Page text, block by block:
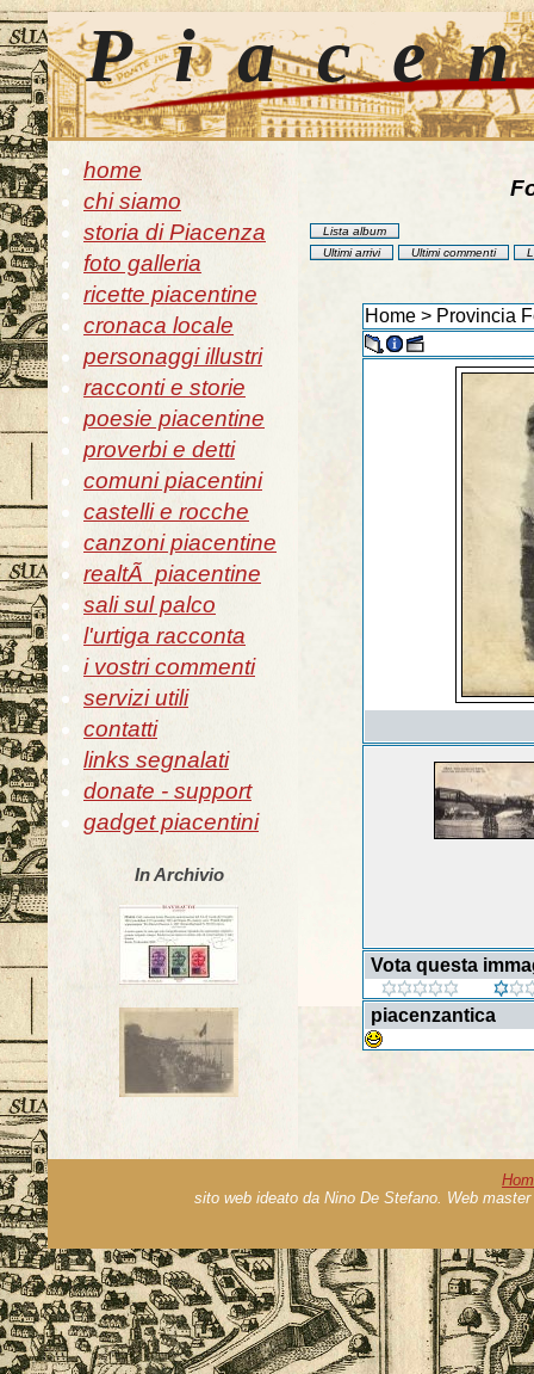
home
chi siamo
storia di Piacenza
foto galleria
ricette piacentine
cronaca locale
personaggi illustri
racconti e storie
poesie piacentine
proverbi e detti
comuni piacentini
castelli e rocche
canzoni piacentine
realtÃ piacentine
sali sul palco
l'urtiga racconta
i vostri commenti
servizi utili
contatti
links segnalati
donate - support
gadget piacentini
In Archivio
Lista album
Ultimi arrivi
Ultimi commenti
Home> Provincia
Vota questa
piacenzantica
sito web ideato da Nino De Stefano. Web